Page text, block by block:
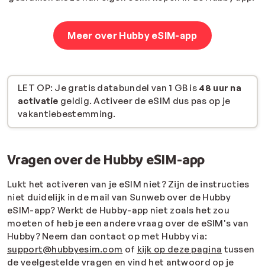
Meer over Hubby eSIM-app
LET OP: Je gratis databundel van 1 GB is 48 uur na
activatie geldig. Activeer de eSIM dus pas op je
vakantiebestemming.
Vragen over de Hubby eSIM-app
Lukt het activeren van je eSIM niet? Zijn de instructies
niet duidelijk in de mail van Sunweb over de Hubby
eSIM-app? Werkt de Hubby-app niet zoals het zou
moeten of heb je een andere vraag over de eSIM's van
Hubby? Neem dan contact op met Hubby via:
support@hubbyesim.com of kijk op deze pagina tussen
de veelgestelde vragen en vind het antwoord op je